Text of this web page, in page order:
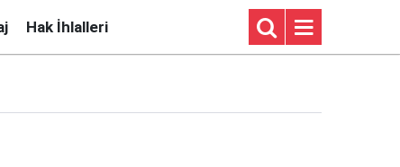
Hak İhlalleri